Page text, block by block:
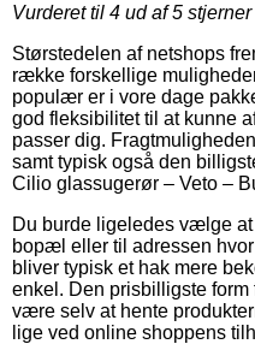
Vurderet til 4 ud af 5
Størstedelen af netshops
række forskellige
populær er i vore dage
god fleksibilitet til at kunne
passer dig.
samt typisk også den
Cilio glassugerør – Veto –
Du burde ligeledes vælge
bopæl eller til adressen
bliver typisk et hak mere
enkel. Den prisbilligste
være selv at hente
lige ved online shoppens